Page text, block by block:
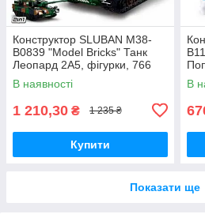
Конструктор SLUBAN M38-
B0839 "Model Bricks" Танк
Леопард 2А5, фігурки, 766
деталей
В наявності
1 210,30 ₴ 1 235 ₴
Купити
В
Показати ще